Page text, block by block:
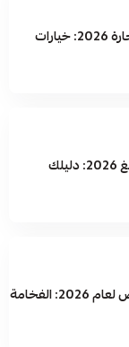
عطور باردة للمناطق الحارة 2026: خيارات
عطور بنوتة الجلود والتبغ 2026: دليلك
أفضل عطور العود الأبيض لعام 2026: الفخامة